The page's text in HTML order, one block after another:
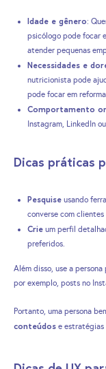
Idade e gênero:
psicólogo pode focar
atender pequenas
Necessidades e
nutricionista pode
pode focar em
Comportamento
Instagram, LinkedIn
Dicas práticas
Pesquise usando
converse com clientes
Crie um perfil
preferidos.
Além disso, use a
por exemplo, posts no
Portanto, uma persona
conteúdos e estratégias